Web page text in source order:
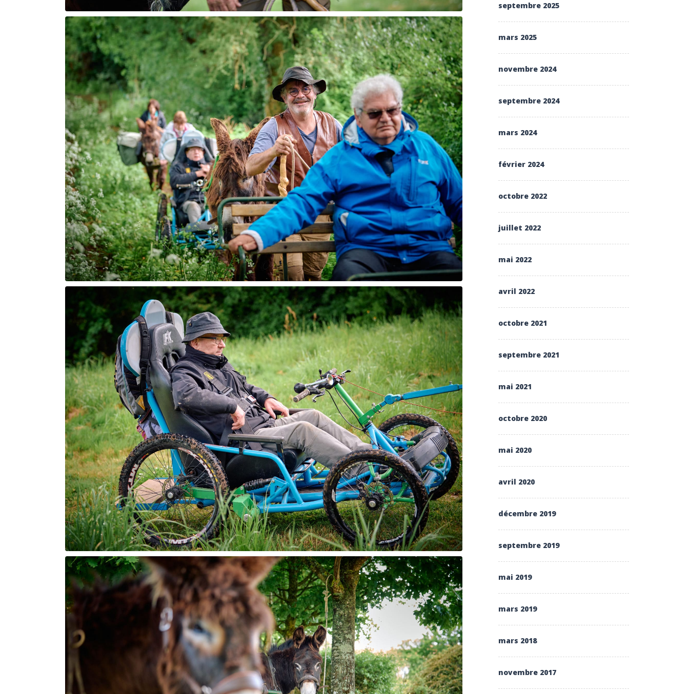
septembre 2025
mars 2025
novembre 2024
septembre 2024
mars 2024
février 2024
octobre 2022
juillet 2022
mai 2022
avril 2022
octobre 2021
septembre 2021
mai 2021
octobre 2020
mai 2020
avril 2020
décembre 2019
septembre 2019
mai 2019
mars 2019
mars 2018
novembre 2017